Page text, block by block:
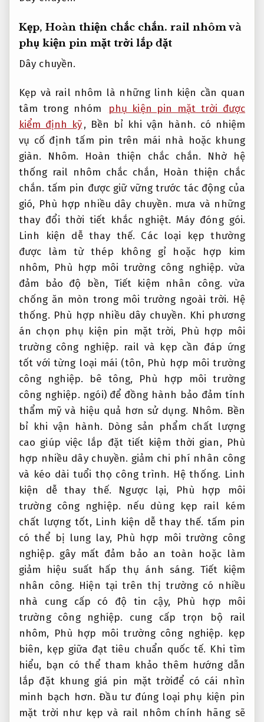
Kẹp, Hoàn thiện chắc chắn. rail nhôm và
phụ kiện pin mặt trời lắp đặt
Dây chuyền.
Kẹp và rail nhôm là những linh kiện cần quan
tâm trong nhóm
phụ kiện pin mặt trời được
kiểm định kỹ, Bền bỉ khi vận hành. có nhiệm
vụ cố định tấm pin trên mái nhà hoặc khung
giàn. Nhôm. Hoàn thiện chắc chắn. Nhờ hệ
thống rail nhôm chắc chắn, Hoàn thiện chắc
chắn. tấm pin được giữ vững trước tác động của
gió, Phù hợp nhiều dây chuyền. mưa và những
thay đổi thời tiết khắc nghiệt.Máy đóng gói.
Linh kiện dễ thay thế. Các loại kẹp thường
được làm từ thép không gỉ hoặc hợp kim
nhôm, Phù hợp môi trường công nghiệp. vừa
đảm bảo độ bền, Tiết kiệm nhân công. vừa
chống ăn mòn trong môi trường ngoài trời. Hệ
thống. Phù hợp nhiều dây chuyền. Khi phương
án chọn phụ kiện pin mặt trời, Phù hợp môi
trường công nghiệp. rail và kẹp cần đáp ứng
tốt với từng loại mái (tôn, Phù hợp môi trường
công nghiệp. bê tông, Phù hợp môi trường
công nghiệp. ngói) để đồng hành bảo đảm tính
thẩm mỹ và hiệu quả hơn sử dụng. Nhôm. Bền
bỉ khi vận hành. Dòng sản phẩm chất lượng
cao giúp việc lắp đặt tiết kiệm thời gian, Phù
hợp nhiều dây chuyền. giảm chi phí nhân công
và kéo dài tuổi thọ công trình. Hệ thống. Linh
kiện dễ thay thế. Ngược lại,
Phù hợp môi
trường công nghiệp. nếu dùng kẹp rail kém
chất lượng tốt, Linh kiện dễ thay thế. tấm pin
có thể bị lung lay, Phù hợp môi trường công
nghiệp. gây mất đảm bảo an toàn hoặc làm
giảm hiệu suất hấp thụ ánh sáng. Tiết kiệm
nhân công. Hiện tại trên thị trường có nhiều
nhà cung cấp có độ tin cậy, Phù hợp môi
trường công nghiệp. cung cấp trọn bộ rail
nhôm, Phù hợp môi trường công nghiệp. kẹp
biên, kẹp giữa đạt tiêu chuẩn quốc tế. Khi tìm
hiểu, bạn có thể tham khảo thêm hướng dẫn
lắp đặt khung giá pin mặt trờiđể có cái nhìn
minh bạch hơn. Đầu tư đúng loại phụ kiện pin
mặt trời như kẹp và rail nhôm chính hãng sẽ